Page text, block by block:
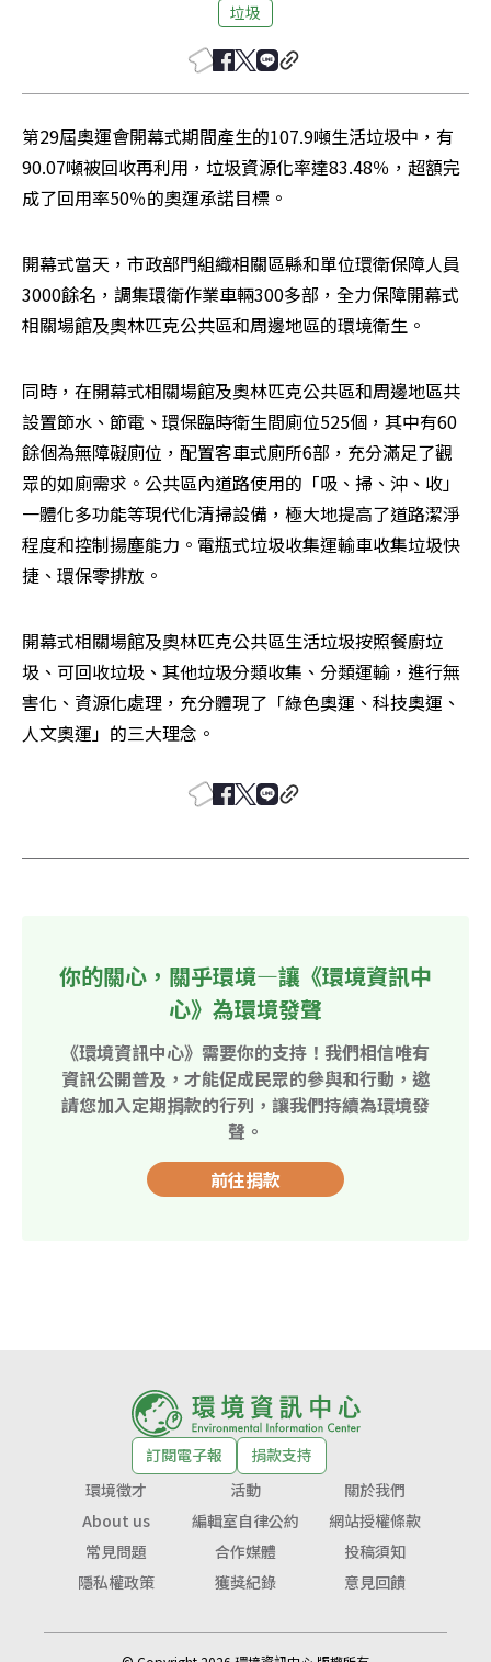
垃圾
第29屆奧運會開幕式期間產生的107.9噸生活垃圾中，有
90.07噸被回收再利用，垃圾資源化率達83.48％，超額完
成了回用率50％的奧運承諾目標。
開幕式當天，市政部門組織相關區縣和單位環衛保障人員
3000餘名，調集環衛作業車輛300多部，全力保障開幕式
相關場館及奧林匹克公共區和周邊地區的環境衛生。
同時，在開幕式相關場館及奧林匹克公共區和周邊地區共
設置節水、節電、環保臨時衛生間廁位525個，其中有60
餘個為無障礙廁位，配置客車式廁所6部，充分滿足了觀
眾的如廁需求。公共區內道路使用的「吸、掃、沖、收」
一體化多功能等現代化清掃設備，極大地提高了道路潔淨
程度和控制揚塵能力。電瓶式垃圾收集運輸車收集垃圾快
捷、環保零排放。
開幕式相關場館及奧林匹克公共區生活垃圾按照餐廚垃
圾、可回收垃圾、其他垃圾分類收集、分類運輸，進行無
害化、資源化處理，充分體現了「綠色奧運、科技奧運、
人文奧運」的三大理念。
你的關心，關乎環境—讓《環境資訊中
心》為環境發聲
《環境資訊中心》需要你的支持！我們相信唯有
資訊公開普及，才能促成民眾的參與和行動，邀
請您加入定期捐款的行列，讓我們持續為環境發
聲。
前往捐款
訂閱電子報
捐款支持
環境徵才
活動
關於我們
About us
編輯室自律公約
網站授權條款
常見問題
合作媒體
投稿須知
隱私權政策
獲獎紀錄 意見回饋